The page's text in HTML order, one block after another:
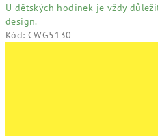
U dětských hodinek je vždy
design.
Kód: CWG5130